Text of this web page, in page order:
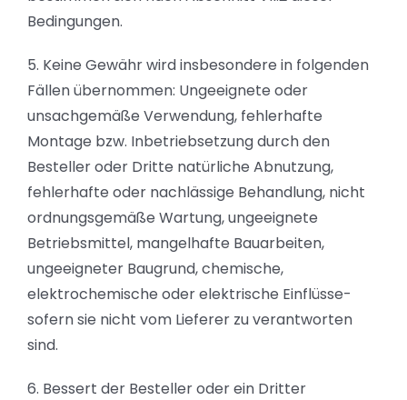
Bedingungen.
5. Keine Gewähr wird insbesondere in folgenden
Fällen übernommen: Ungeeignete oder
unsachgemäße Verwendung, fehlerhafte
Montage bzw. Inbetriebsetzung durch den
Besteller oder Dritte natürliche Abnutzung,
fehlerhafte oder nachlässige Behandlung, nicht
ordnungsgemäße Wartung, ungeeignete
Betriebsmittel, mangelhafte Bauarbeiten,
ungeeigneter Baugrund, chemische,
elektrochemische oder elektrische Einflüsse-
sofern sie nicht vom Lieferer zu verantworten
sind.
6. Bessert der Besteller oder ein Dritter